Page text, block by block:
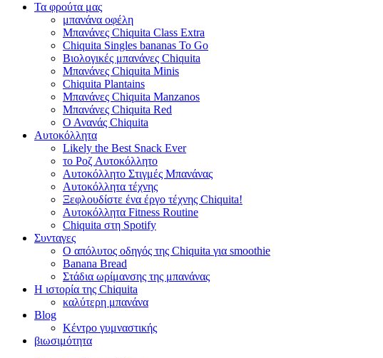
Τα φρούτα μας
μπανάνα οφέλη
Μπανάνες Chiquita Class Extra
Chiquita Singles bananas To Go
Βιολογικές μπανάνες Chiquita
Μπανάνες Chiquita Minis
Chiquita Plantains
Μπανάνες Chiquita Manzanos
Μπανάνες Chiquita Red
Ο Ανανάς Chiquita
Αυτοκόλλητα
Likely the Best Snack Ever
το Ροζ Αυτοκόλλητο
Αυτοκόλλητο Στιγμές Μπανάνας
Αυτοκόλλητα τέχνης
Ξεφλουδίστε ένα έργο τέχνης Chiquita!
Αυτοκόλλητα Fitness Routine
Chiquita στη Spotify
Συνταγες
Ο απόλυτος οδηγός της Chiquita για smoothie
Banana Bread
Στάδια ωρίμανσης της μπανάνας
Η ιστορία της Chiquita
καλύτερη μπανάνα
Blog
Κέντρο γυμναστικής
βιωσιμότητα